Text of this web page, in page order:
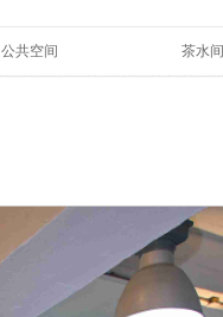
公共空间 茶水间